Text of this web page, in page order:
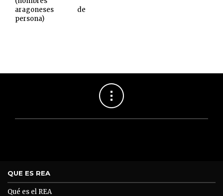
aragoneses de
persona)
QUE ES REA
Qué es el REA